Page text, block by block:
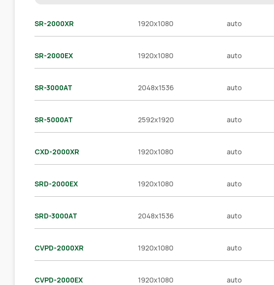
SR-2000XR 1920x1080 auto
SR-2000EX 1920x1080 auto
SR-3000AT 2048x1536 auto
SR-5000AT 2592x1920 auto
CXD-2000XR 1920x1080 auto
SRD-2000EX 1920x1080 auto
SRD-3000AT 2048x1536 auto
CVPD-2000XR 1920x1080 auto
CVPD-2000EX 1920x1080 auto